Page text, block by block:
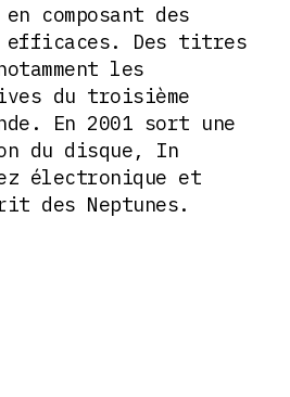
composant des
efficaces. Des titres
les
du troisième
En 2001 sort une
du disque, In
électronique et
des Neptunes.